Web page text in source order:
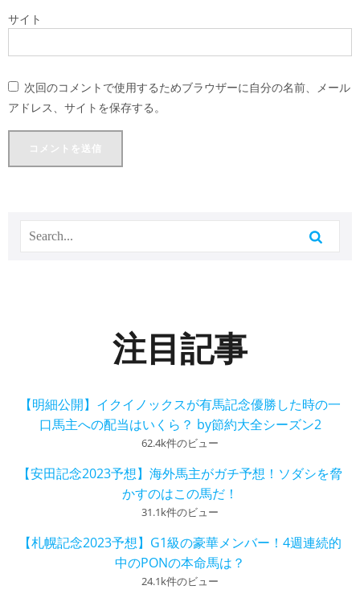
サイト
次回のコメントで使用するためブラウザーに自分の名前、メール
アドレス、サイトを保存する。
注目記事
【明細公開】イクイノックスが有馬記念優勝した時の一
口馬主への配当はいくら？ by節約大全シーズン2
62.4k件のビュー
【安田記念2023予想】海外馬主がガチ予想！ソダシを脅
かすのはこの馬だ！
31.1k件のビュー
【札幌記念2023予想】G1級の豪華メンバー！4週連続的
中のPONの本命馬は？
24.1k件のビュー